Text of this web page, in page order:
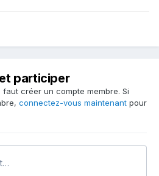
participer
créer un compte membre. Si
connectez-vous maintenant pour